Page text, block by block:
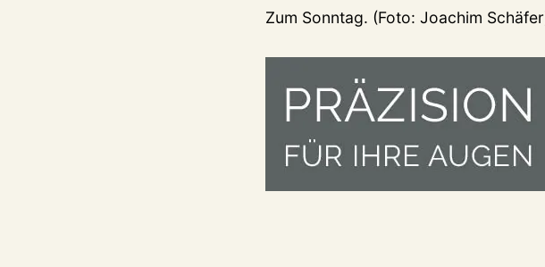
Zum Sonntag. (Foto: Joachim